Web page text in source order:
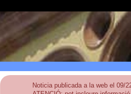
Noticia publicada a la web el 09/